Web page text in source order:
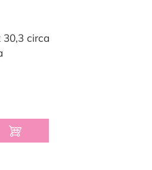
30,3 circa